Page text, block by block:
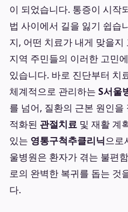
이 되었습니다. 통증이 시작
법 사이에서 길을 잃기 쉽습
지, 어떤 치료가 내게 맞을
지역 주민들의 이러한 고민
있습니다. 바로 진단부터 치
체계적으로 관리하는 S서울
를 넘어, 질환의 근본 원인
적화된 관절치료 및 재활 계
있는 영통구척추클리닉으로
울병원은 환자가 겪는 불편
로의 완벽한 복귀를 돕는 것
다.